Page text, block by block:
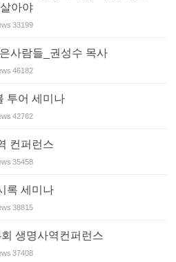
아야
33199
사람들_권성수 목사
46182
투어 세미나
42762
컨퍼런스
35458
록 세미나
38815
생명사역컨퍼런스
37408